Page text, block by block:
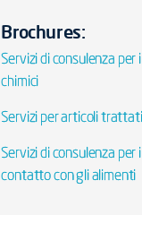
Brochures:
Servizi di consulenza per
chimici
Servizi per articoli
Servizi di consulenza per
contatto con gli alimenti